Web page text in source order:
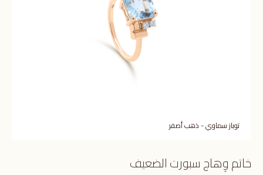
توباز سماوي - ذهب أصفر
خاتم وِهاج سبورت الضعيف